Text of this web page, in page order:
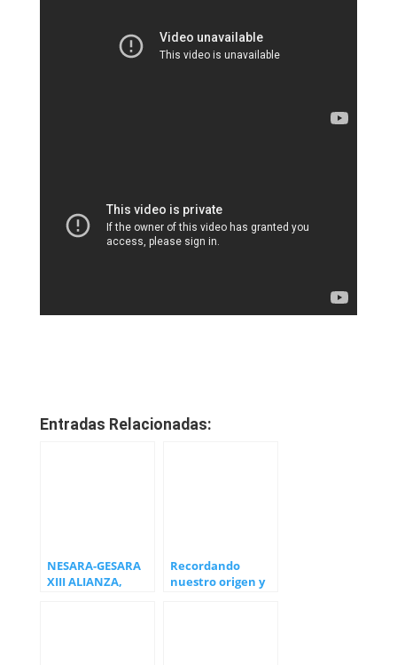
Entradas Relacionadas:
NESARA-GESARA
XIII ALIANZA,
Recordando
nuestro origen y